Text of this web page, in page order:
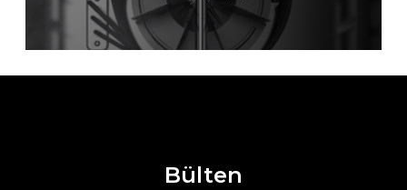
Bülten